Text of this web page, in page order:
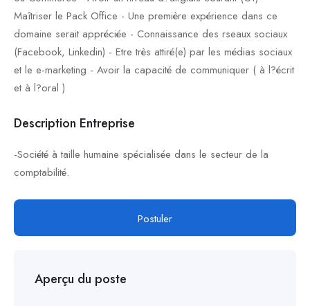
Maîtriser le Pack Office - Une première expérience dans ce
domaine serait appréciée - Connaissance des rseaux sociaux
(Facebook, Linkedin) - Etre très attiré(e) par les médias sociaux
et le e-marketing - Avoir la capacité de communiquer ( à l?écrit
et à l?oral )
Description Entreprise
-Société à taille humaine spécialisée dans le secteur de la
comptabilité.
Postuler
Aperçu du poste